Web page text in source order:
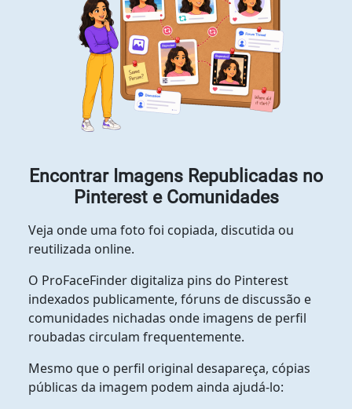
Encontrar Imagens Republicadas no
Pinterest e Comunidades
Veja onde uma foto foi copiada, discutida ou
reutilizada online.
O ProFaceFinder digitaliza pins do Pinterest
indexados publicamente, fóruns de discussão e
comunidades nichadas onde imagens de perfil
roubadas circulam frequentemente.
Mesmo que o perfil original desapareça, cópias
públicas da imagem podem ainda ajudá-lo: